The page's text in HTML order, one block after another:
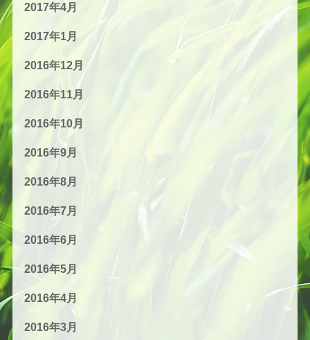
2017年4月
2017年1月
2016年12月
2016年11月
2016年10月
2016年9月
2016年8月
2016年7月
2016年6月
2016年5月
2016年4月
2016年3月